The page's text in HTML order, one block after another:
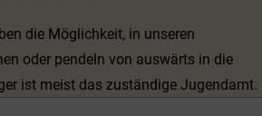
die Möglichkeit, in unseren
oder pendeln von auswärts in die
ist meist das zuständige Jugendamt.